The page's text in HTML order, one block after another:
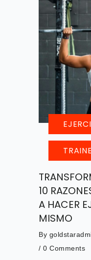
10
A HACER
MISMO
By
/ 0 Comments